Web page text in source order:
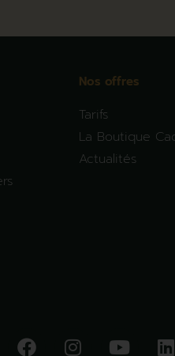
Nos offres
Tarifs
La Boutique
Actualités